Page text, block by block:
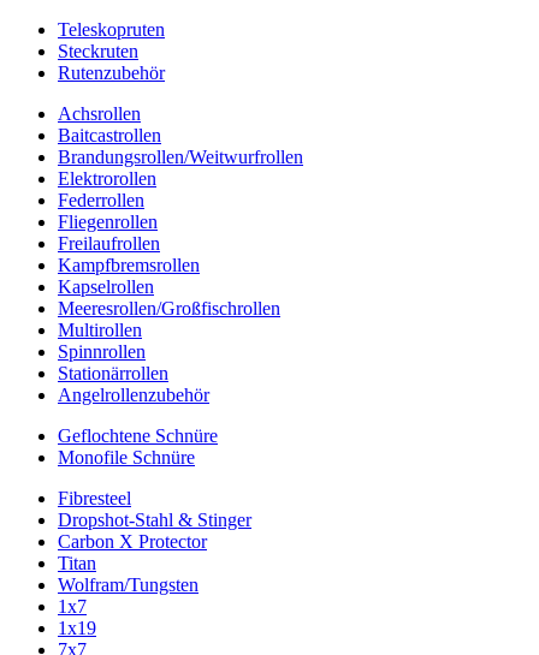
Teleskopruten
Steckruten
Rutenzubehör
Achsrollen
Baitcastrollen
Brandungsrollen/Weitwurfrollen
Elektrorollen
Federrollen
Fliegenrollen
Freilaufrollen
Kampfbremsrollen
Kapselrollen
Meeresrollen/Großfischrollen
Multirollen
Spinnrollen
Stationärrollen
Angelrollenzubehör
Geflochtene Schnüre
Monofile Schnüre
Fibresteel
Dropshot-Stahl & Stinger
Carbon X Protector
Titan
Wolfram/Tungsten
1x7
1x19
7x7